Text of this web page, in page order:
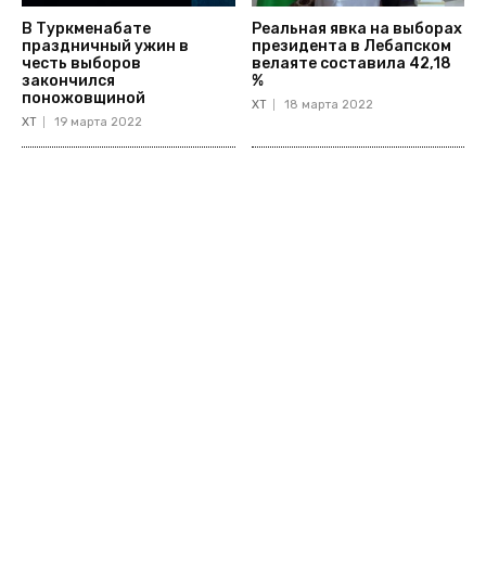
В Туркменабате
праздничный ужин в
честь выборов
закончился
поножовщиной
ХТ 19 марта 2022
Реальная явка на выборах
президента в Лебапском
велаяте составила 42,18
%
ХТ 18 марта 2022